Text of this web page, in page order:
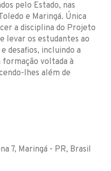
pelo Estado, nas
e Maringá. Única
a disciplina do Projeto
levar os estudantes ao
desafios, incluindo a
formação voltada à
lhes além de
7, Maringá - PR, Brasil